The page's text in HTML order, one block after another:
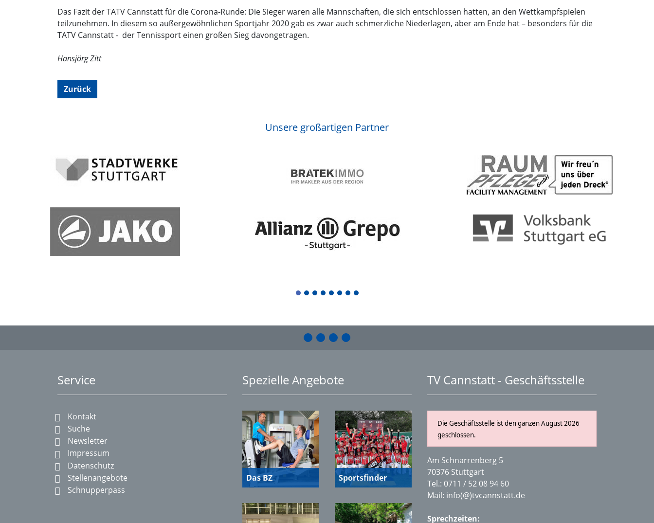
Das Fazit der TATV Cannstatt für die Corona-Runde: Die Sieger waren alle Mannschaften, die sich entschlossen hatten, an den Wettkampfspielen
teilzunehmen. In diesem so außergewöhnlichen Sportjahr 2020 gab es zwar auch schmerzliche Niederlagen, aber am Ende hat – besonders für die
TATV Cannstatt - der Tennissport einen großen Sieg davongetragen.
Hansjörg Zitt
Zurück
Unsere großartigen Partner
1 2 3 4 5 6 7 8
Service
Kontakt
Suche
Newsletter
Impressum
Datenschutz
Stellenangebote
Schnupperpass
Spezielle Angebote
Das BZ Sportsfinder
TV Cannstatt - Geschäftsstelle
Die Geschäftsstelle ist den ganzen August 2026
geschlossen.
Am Schnarrenberg 5
70376 Stuttgart
Tel.: 0711 / 52 08 94 60
Mail: info(@)tvcannstatt.de
Sprechzeiten: